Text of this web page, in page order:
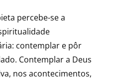
percebe-se a
contemplar e pôr
Contemplar a Deus
nos acontecimentos,